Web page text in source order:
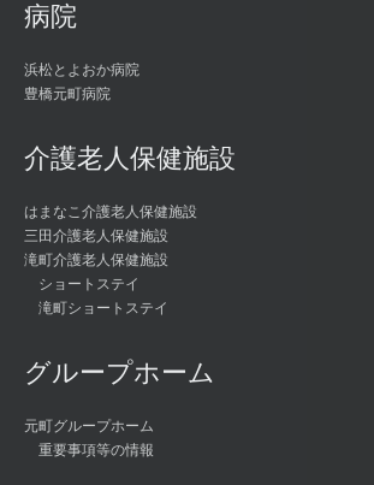
病院
浜松とよおか病院
豊橋元町病院
介護老人保健施設
はまなこ介護老人保健施設
三田介護老人保健施設
滝町介護老人保健施設
ショートステイ
滝町ショートステイ
グループホーム
元町グループホーム
重要事項等の情報